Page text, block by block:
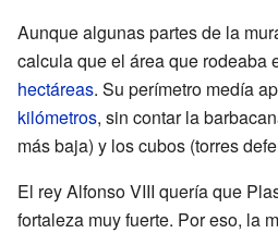
Aunque algunas partes de la
calcula que el área que rodeaba
hectáreas. Su perímetro medía
kilómetros, sin contar la
más baja) y los cubos (torres
El rey Alfonso VIII quería que
fortaleza muy fuerte. Por eso, la